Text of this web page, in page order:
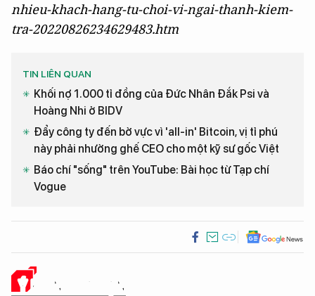
nhieu-khach-hang-tu-choi-vi-ngai-thanh-kiem-
tra-20220826234629483.htm
TIN LIÊN QUAN
Khối nợ 1.000 tỉ đồng của Đức Nhân Đắk Psi và
Hoàng Nhi ở BIDV
Đẩy công ty đến bờ vực vì 'all-in' Bitcoin, vị tỉ phú
này phải nhường ghế CEO cho một kỹ sư gốc Việt
Báo chí "sống" trên YouTube: Bài học từ Tạp chí
Vogue
Ý KIẾN CỦA BẠN